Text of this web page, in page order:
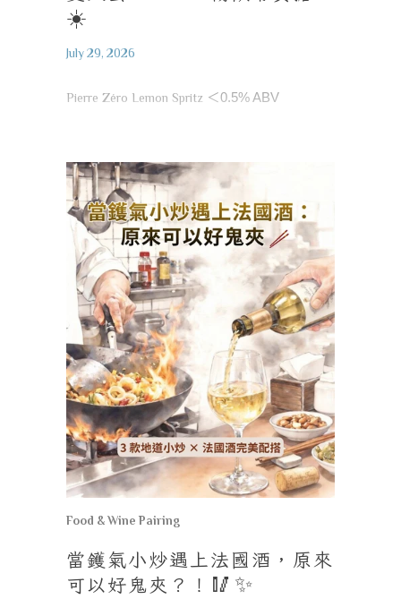
☀️
July 29, 2026
Pierre Zéro Lemon Spritz ＜0.5% ABV
Food & Wine Pairing
當鑊氣小炒遇上法國酒，原來
可以好鬼夾？！ 🥢✨